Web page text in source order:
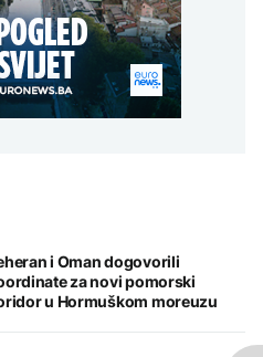
i Oman dogovorili
za novi pomorski
u Hormuškom moreuzu